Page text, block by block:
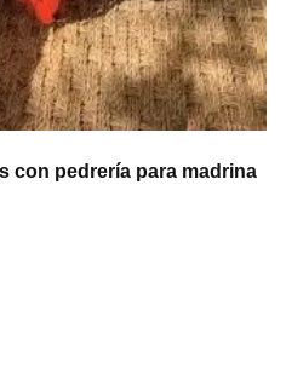
con pedrería para madrina